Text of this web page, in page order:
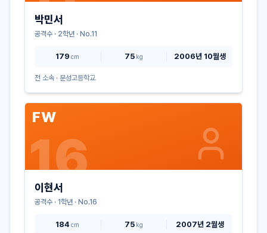
박민서
공격수· 2학년 · No.11
179 cm 75 kg 2006년 10월생
전 소속 · 문성고등학교
FW
16
이현서
공격수· 1학년 · No.16
184 cm 75 kg 2007년 2월생